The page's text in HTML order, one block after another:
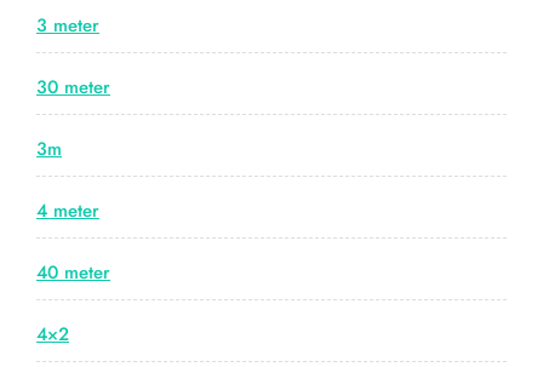
3 meter
30 meter
3m
4 meter
40 meter
4×2